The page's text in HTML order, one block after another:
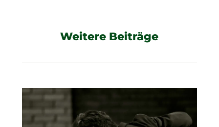
Weitere Beiträge